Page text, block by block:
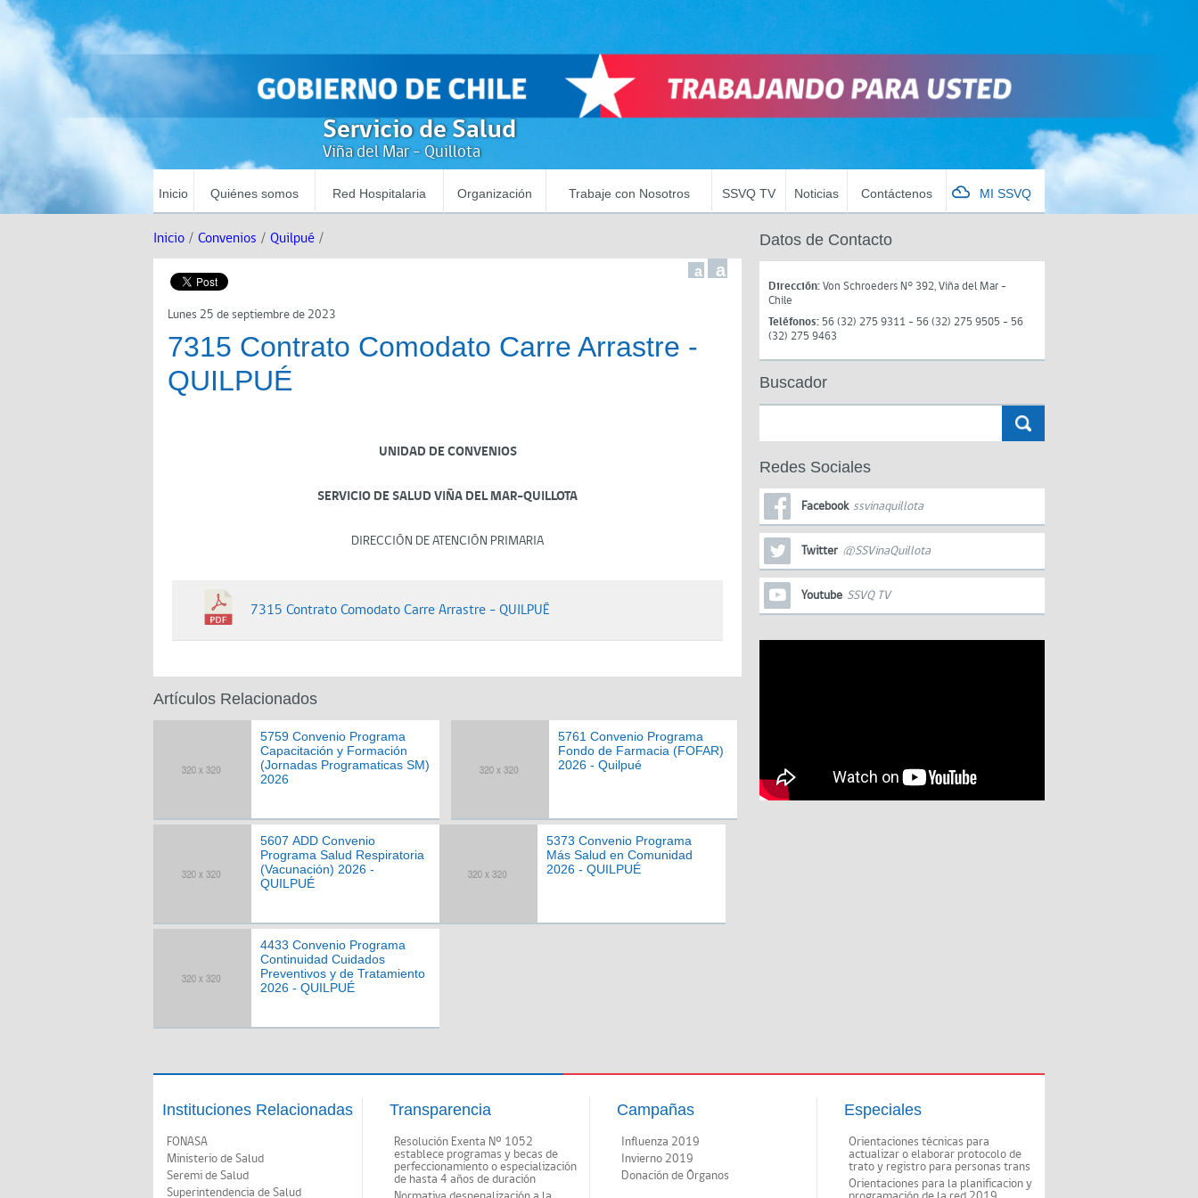
Servicio de Salud
Viña del Mar - Quillota
Inicio Quiénes somos Red Hospitalaria Organización Trabaje con Nosotros SSVQ TV Noticias Contáctenos MI SSVQ
Inicio / Convenios / Quilpué /
a a
Lunes 25 de septiembre de 2023
7315 Contrato Comodato Carre Arrastre -
QUILPUÉ
UNIDAD DE CONVENIOS
SERVICIO DE SALUD VIÑA DEL MAR-QUILLOTA
DIRECCIÓN DE ATENCIÓN PRIMARIA
7315 Contrato Comodato Carre Arrastre - QUILPUÉ
Artículos Relacionados
5759 Convenio Programa
Capacitación y Formación
(Jornadas Programaticas SM)
2026
5761 Convenio Programa
Fondo de Farmacia (FOFAR)
2026 - Quilpué
5607 ADD Convenio
Programa Salud Respiratoria
(Vacunación) 2026 -
QUILPUÉ
5373 Convenio Programa
Más Salud en Comunidad
2026 - QUILPUÉ
4433 Convenio Programa
Continuidad Cuidados
Preventivos y de Tratamiento
2026 - QUILPUÉ
Datos de Contacto
Dirección:Von Schroeders N° 392, Viña del Mar -
Chile
Teléfonos: 56 (32) 275 9311 - 56 (32) 275 9505 - 56
(32) 275 9463
Buscador
Redes Sociales
Facebook ssvinaquillota
Twitter @SSVinaQuillota
Youtube SSVQ TV
Instituciones Relacionadas
FONASA
Ministerio de Salud
Seremi de Salud
Superintendencia de Salud
Transparencia
Resolución Exenta Nº 1052
establece programas y becas de
perfeccionamiento o especialización
de hasta 4 años de duración
Campañas
Influenza 2019
Invierno 2019
Donación de Órganos
Especiales
Orientaciones técnicas para
actualizar o elaborar protocolo de
trato y registro para personas trans
Orientaciones para la planificacion y